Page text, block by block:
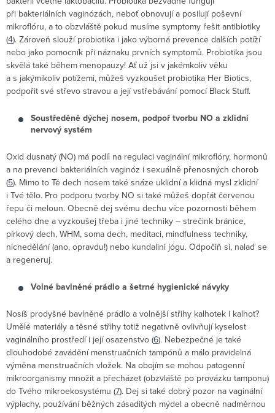
při bakteriálních vaginózách, neboť obnovují a posilují poševní
mikroflóru, a to obzvláště pokud musíme symptomy řešit antibiotiky
(4). Zároveň slouží probiotika i jako výborná prevence dalších potíží
nebo jako pomocník při náznaku prvních symptomů. Probiotika jsou
skvělá také během menopauzy! Ať už jsi v jakémkoliv věku
a s jakýmikoliv potížemi, můžeš vyzkoušet probiotika Her Biotics,
podpořit své střevo stravou a její vstřebávání pomocí Black Stuff.
Soustředěně dýchej nosem, podpoř tvorbu NO a zklidni
nervový systém
Oxid dusnatý (NO) má podíl na regulaci vaginální mikroflóry, hormonů
a na prevenci bakteriálních vaginóz i sexuálně přenosných chorob
(5). Mimo to Tě dech nosem také snáze uklidní a klidná mysl zklidní
i Tvé tělo. Pro podporu tvorby NO si také můžeš dopřát červenou
řepu či meloun. Obecně dej svému dechu více pozornosti během
celého dne a vyzkoušej třeba i jiné techniky – strečink bránice,
pírkový dech, WHM, soma dech, meditaci, mindfulness techniky,
nicnedělání (ano, opravdu!) nebo kundalini jógu. Odpočiň si, nalaď se
a regeneruj.
Volné bavlněné prádlo a šetrné hygienické návyky
Nosíš prodyšné bavlněné prádlo a volnější střihy kalhotek i kalhot?
Umělé materiály a těsné střihy totiž negativně ovlivňují kyselost
vaginálního prostředí i její osazenstvo (6). Nebezpečné je také
dlouhodobé zavádění menstruačních tampónů a málo pravidelná
výměna menstruačních vložek. Na obojím se mohou patogenní
mikroorganismy množit a přecházet (obzvláště po provázku tamponu)
do Tvého mikroekosystému (7). Dej si také dobrý pozor na vaginální
výplachy, používání běžných zásaditých mýdel a obecně nadměrnou